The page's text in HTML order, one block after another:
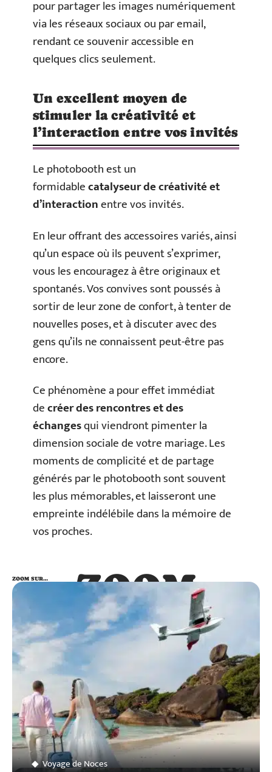
pour partager les images numériquement
via les réseaux sociaux ou par email,
rendant ce souvenir accessible en
quelques clics seulement.
Un excellent moyen de
stimuler la créativité et
l’interaction entre vos invités
Le photobooth est un
formidablecatalyseur de créativité et
d’interactionentre vos invités.
En leur offrant des accessoires variés, ainsi
qu’un espace où ils peuvent s’exprimer,
vous les encouragez à être originaux et
spontanés. Vos convives sont poussés à
sortir de leur zone de confort, à tenter de
nouvelles poses, et à discuter avec des
gens qu’ils ne connaissent peut-être pas
encore.
Ce phénomène a pour effet immédiat
decréer des rencontres et des
échangesqui viendront pimenter la
dimension sociale de votre mariage. Les
moments de complicité et de partage
générés par le photobooth sont souvent
les plus mémorables, et laisseront une
empreinte indélébile dans la mémoire de
vos proches.
ZOOM
SUR…
ZOOM SUR…
Voyage de Noces